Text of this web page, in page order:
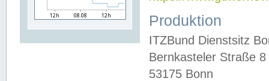
Produktion
ITZBund Dienstsitz
Bernkasteler Straße 8
53175 Bonn